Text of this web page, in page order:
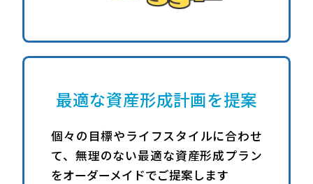
最適な資産形成計画を提案
個々の目標やライフスタイルに合わせ
て、無理のない最適な資産形成プラン
をオーダーメイドでご提案します